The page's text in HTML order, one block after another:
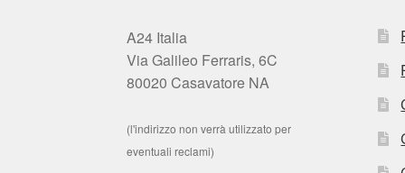
A24 Italia
Via Galileo Ferraris, 6C
80020 Casavatore NA
(l'indirizzo non verrà utilizzato per
eventuali reclami)